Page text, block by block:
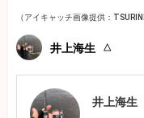
（アイキャッチ画像提供：
井上海生
井上海生